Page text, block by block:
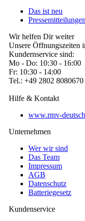
Das ist neu
Pressemitteilungen
Wir helfen Dir weiter
Unsere Öffnungszeiten
Kundernservice sind:
Mo - Do: 10:30 - 16:00
Fr: 10:30 - 14:00
Tel.: +49 2802 8080670
Hilfe & Kontakt
www.rmv-
Unternehmen
Wer wir sind
Das Team
Impressum
AGB
Datenschutz
Batteriegesetz
Kundenservice